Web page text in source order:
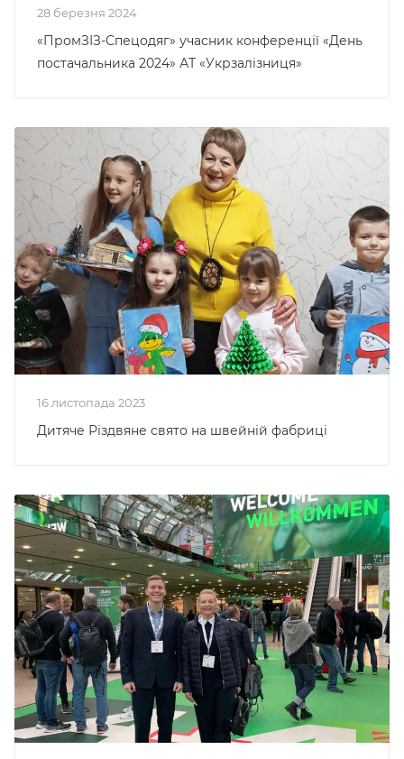
28 березня 2024
«ПромЗІЗ-Спецодяг» учасник конференції «День
постачальника 2024» АТ «Укрзалізниця»
16 листопада 2023
Дитяче Різдвяне свято на швейній фабриці